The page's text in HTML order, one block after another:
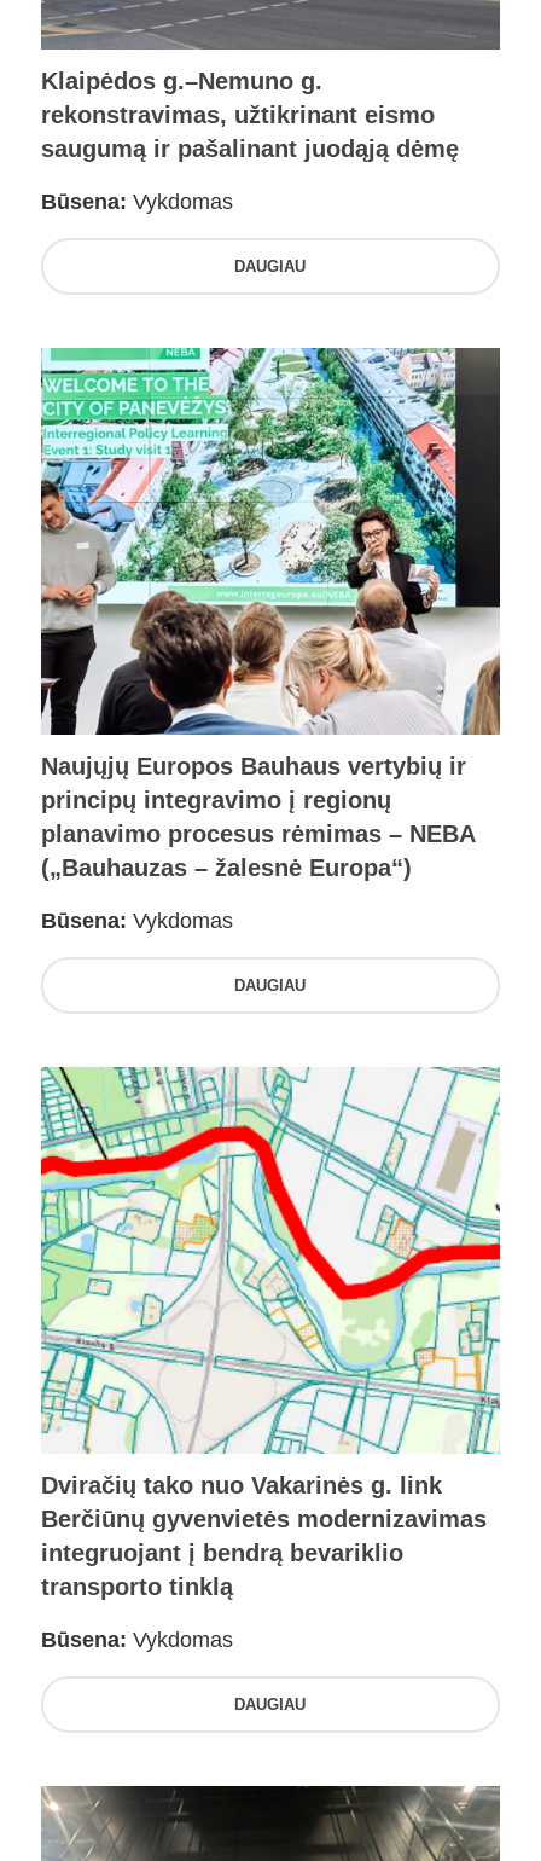
Klaipėdos g.–Nemuno g.
rekonstravimas, užtikrinant eismo
saugumą ir pašalinant juodąją dėmę
Būsena: Vykdomas
DAUGIAU
Naujųjų Europos Bauhaus vertybių ir
principų integravimo į regionų
planavimo procesus rėmimas – NEBA
(„Bauhauzas – žalesnė Europa“)
Būsena: Vykdomas
DAUGIAU
Dviračių tako nuo Vakarinės g. link
Berčiūnų gyvenvietės modernizavimas
integruojant į bendrą bevariklio
transporto tinklą
Būsena: Vykdomas
DAUGIAU